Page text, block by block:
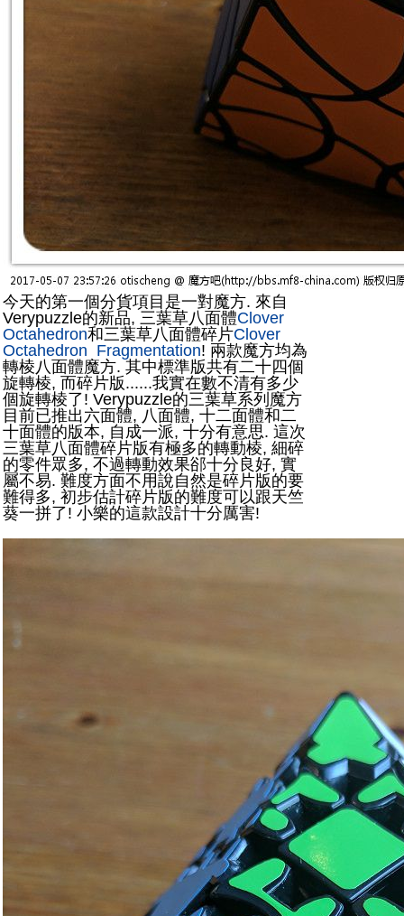
今天的第一個分貨項目是一對魔方. 來自
Verypuzzle的新品, 三葉草八面體Clover
Octahedron和三葉草八面體碎片Clover
Octahedron Fragmentation! 兩款魔方均為
轉棱八面體魔方. 其中標準版共有二十四個
旋轉棱, 而碎片版......我實在數不清有多少
個旋轉棱了! Verypuzzle的三葉草系列魔方
目前已推出六面體, 八面體, 十二面體和二
十面體的版本, 自成一派, 十分有意思. 這次
三葉草八面體碎片版有極多的轉動棱, 細碎
的零件眾多, 不過轉動效果郤十分良好, 實
屬不易. 難度方面不用說自然是碎片版的要
難得多, 初步估計碎片版的難度可以跟天竺
葵一拼了! 小樂的這款設計十分厲害!